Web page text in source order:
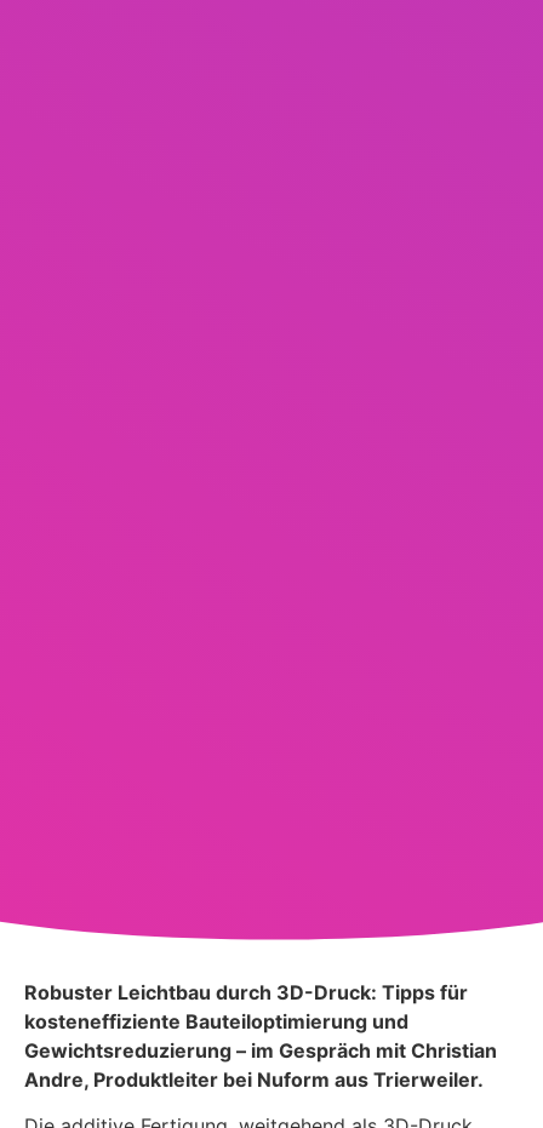
Robuster Leichtbau durch 3D-Druck: Tipps für
kosteneffiziente Bauteiloptimierung und
Gewichtsreduzierung – im Gespräch mit Christian
Andre, Produktleiter bei Nuform aus Trierweiler.